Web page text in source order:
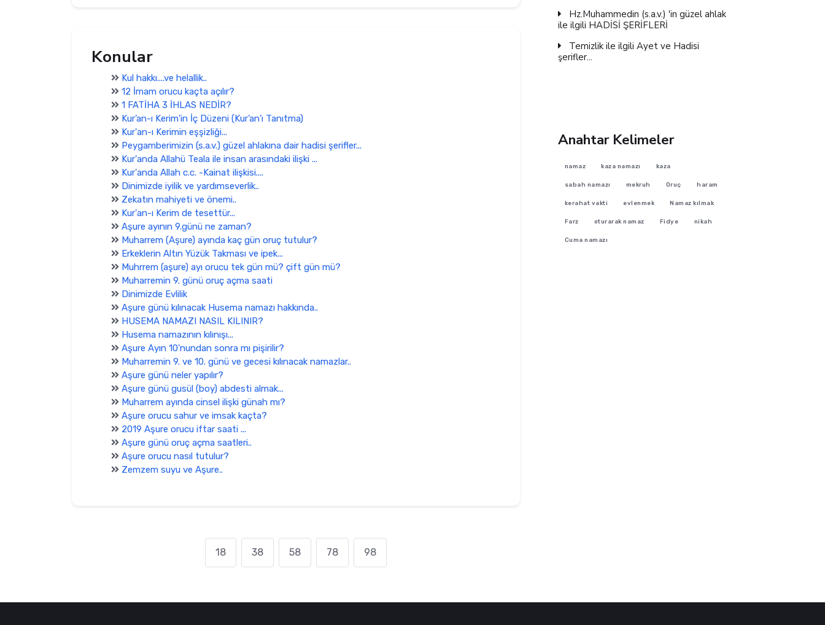
Konular
Kul hakkı....ve helallik..
12 İmam orucu kaçta açılır?
1 FATİHA 3 İHLAS NEDİR?
Kur’an-ı Kerim’in İç Düzeni (Kur’an’ı Tanıtma)
Kur'an-ı Kerimin eşşizliği...
Peygamberimizin (s.a.v.) güzel ahlakına dair hadisi şerifler...
Kur'anda Allahü Teala ile insan arasındaki ilişki ...
Kur'anda Allah c.c. -Kainat ilişkisi....
Dinimizde iyilik ve yardımseverlik..
Zekatın mahiyeti ve önemi..
Kur'an-ı Kerim de tesettür...
Aşure ayının 9.günü ne zaman?
Muharrem (Aşure) ayında kaç gün oruç tutulur?
Erkeklerin Altın Yüzük Takması ve ipek...
Muhrrem (aşure) ayı orucu tek gün mü? çift gün mü?
Muharremin 9. günü oruç açma saati
Dinimizde Evlilik
Aşure günü kılınacak Husema namazı hakkında..
HUSEMA NAMAZI NASIL KILINIR?
Husema namazının kılınışı...
Aşure Ayın 10'nundan sonra mı pişirilir?
Muharremin 9. ve 10. günü ve gecesi kılınacak namazlar..
Aşure günü neler yapılır?
Aşure günü gusül (boy) abdesti almak...
Muharrem ayında cinsel ilişki günah mı?
Aşure orucu sahur ve imsak kaçta?
2019 Aşure orucu iftar saati ...
Aşure günü oruç açma saatleri..
Aşure orucu nasıl tutulur?
Zemzem suyu ve Aşure..
18 38 58 78 98
Hz.Muhammedin (s.a.v.) 'in güzel ahlak
ile ilgili HADİSİ ŞERİFLERİ
Temizlik ile ilgili Ayet ve Hadisi
şerifler...
Anahtar Kelimeler
namaz kaza namazı kaza
sabah namazı mekruh Oruç haram
kerahat vakti evlenmek Namaz kılmak
Farz oturarak namaz Fidye nikah
Cuma namazı